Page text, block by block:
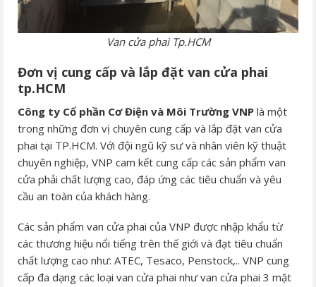
Van cửa phai Tp.HCM
Đơn vị cung cấp và lắp đặt van cửa phai
tp.HCM
Công ty Cổ phần Cơ Điện và Môi Trường VNP là một
trong những đơn vị chuyên cung cấp và lắp đặt van cửa
phai tại TP.HCM. Với đội ngũ kỹ sư và nhân viên kỹ thuật
chuyên nghiệp, VNP cam kết cung cấp các sản phẩm van
cửa phải chất lượng cao, đáp ứng các tiêu chuẩn và yêu
cầu an toàn của khách hàng.
Các sản phẩm van cửa phai của VNP được nhập khẩu từ
các thương hiệu nổi tiếng trên thế giới và đạt tiêu chuẩn
chất lượng cao như: ATEC, Tesaco, Penstock,.. VNP cung
cấp đa dạng các loại van cửa phai như van cửa phai 3 mặt